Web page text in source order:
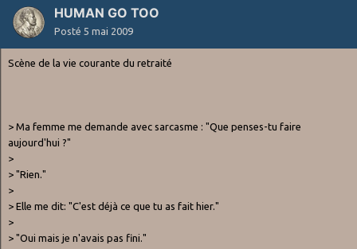
HUMAN GO TOO
Posté 5 mai 2009
Scène de la vie courante du retraité
> Ma femme me demande avec sarcasme : "Que penses-tu faire
aujourd'hui ?"
>
> "Rien."
>
> Elle me dit: "C'est déjà ce que tu as fait hier."
>
> "Oui mais je n'avais pas fini."